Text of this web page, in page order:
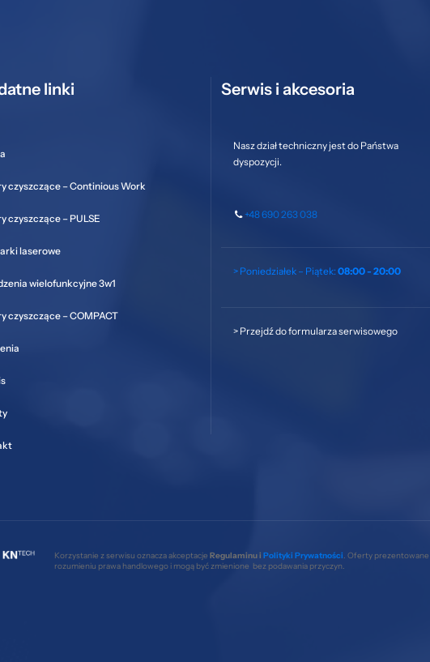
linki
czyszczące – Continious Work
czyszczące – PULSE
laserowe
wielofunkcyjne 3w1
czyszczące – COMPACT
Serwis i akcesoria
Nasz dział techniczny jest do Państwa
dyspozycji.
+48 690 263 038
> Poniedziałek – Piątek: 08:00 - 20:00
> Przejdź do formularza serwisowego
Korzystanie z serwisu oznacza akceptacje Regulaminu i Polityki Prywatności. Oferty
rozumieniu prawa handlowego i mogą być zmienione bez podawania przyczyn.